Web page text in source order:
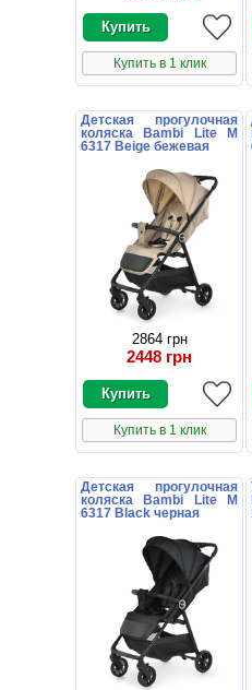
Купить в 1 клик
Детская прогулочная
коляска Bambi Lite M
6317 Beige бежевая
2864 грн
2448 грн
Купить в 1 клик
Детская прогулочная
коляска Bambi Lite M
6317 Black черная